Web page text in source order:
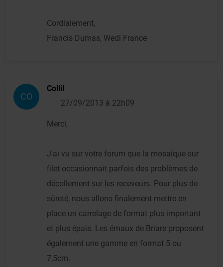
Cordialement,
Francis Dumas, Wedi France
CO
Collil
27/09/2013 à 22h09
Merci,
J'ai vu sur votre forum que la mosaïque sur
filet occasionnait parfois des problèmes de
décollement sur les receveurs. Pour plus de
sûreté, nous allons finalement mettre en
place un carrelage de format plus important
et plus épais. Les émaux de Briare proposent
également une gamme en format 5 ou
7,5cm.